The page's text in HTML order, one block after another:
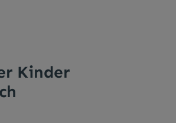
Kinder